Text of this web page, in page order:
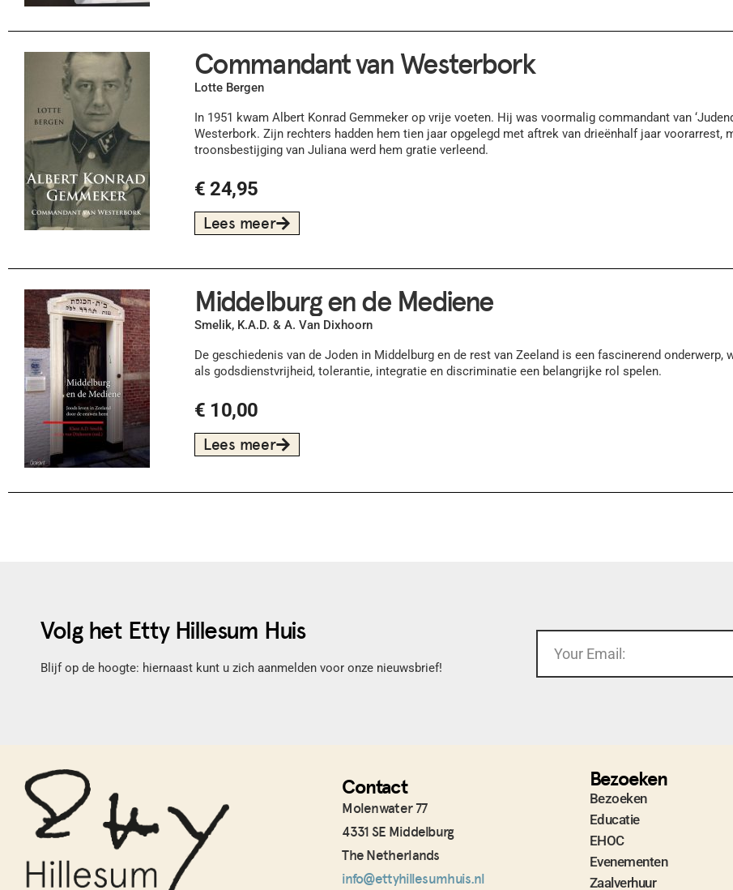
Commandant van Westerbork
Lotte Bergen
In 1951 kwam Albert Konrad Gemmeker op vrije voeten. Hij was voormalig commandant van
Westerbork. Zijn rechters hadden hem tien jaar opgelegd met aftrek van drieënhalf jaar voorarrest,
troonsbestijging van Juliana werd hem gratie verleend.
€ 24,95
Lees meer
Middelburg en de Mediene
Smelik, K.A.D. & A. Van Dixhoorn
De geschiedenis van de Joden in Middelburg en de rest van Zeeland is een fascinerend onderwerp,
als godsdienstvrijheid, tolerantie, integratie en discriminatie een belangrijke rol spelen.
€ 10,00
Lees meer
Volg het Etty Hillesum Huis
Blijf op de hoogte: hiernaast kunt u zich aanmelden voor onze nieuwsbrief!
Contact
Molenwater 77
4331 SE Middelburg
The Netherlands
info@ettyhillesumhuis.nl
Bezoeken
Bezoeken
Educatie
EHOC
Evenementen
Zaalverhuur